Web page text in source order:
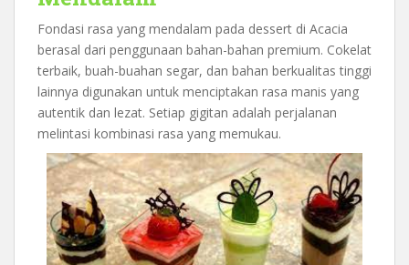
Fondasi rasa yang mendalam pada dessert di Acacia
berasal dari penggunaan bahan-bahan premium. Cokelat
terbaik, buah-buahan segar, dan bahan berkualitas tinggi
lainnya digunakan untuk menciptakan rasa manis yang
autentik dan lezat. Setiap gigitan adalah perjalanan
melintasi kombinasi rasa yang memukau.